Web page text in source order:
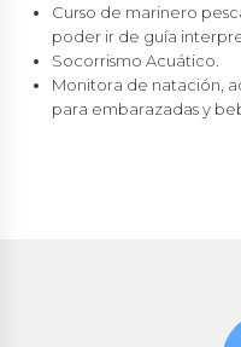
Curso de marinero
poder ir de guía
Socorrismo Acuático.
Monitora de natación,
para embarazadas y